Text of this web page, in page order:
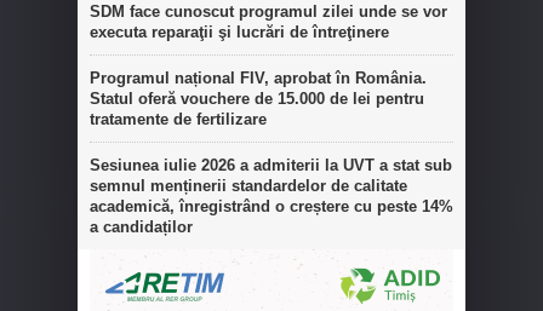
SDM face cunoscut programul zilei unde se vor
executa reparaţii şi lucrări de întreţinere
Programul național FIV, aprobat în România.
Statul oferă vouchere de 15.000 de lei pentru
tratamente de fertilizare
Sesiunea iulie 2026 a admiterii la UVT a stat sub
semnul menținerii standardelor de calitate
academică, înregistrând o creștere cu peste 14%
a candidaților